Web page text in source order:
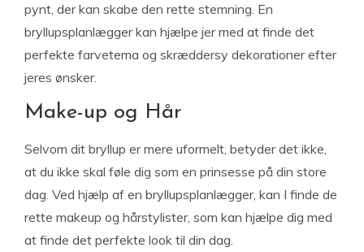
pynt, der kan skabe den rette stemning. En
bryllupsplanlægger kan hjælpe jer med at finde det
perfekte farvetema og skræddersy dekorationer efter
jeres ønsker.
Make-up og Hår
Selvom dit bryllup er mere uformelt, betyder det ikke,
at du ikke skal føle dig som en prinsesse på din store
dag. Ved hjælp af en bryllupsplanlægger, kan I finde de
rette makeup og hårstylister, som kan hjælpe dig med
at finde det perfekte look til din dag.